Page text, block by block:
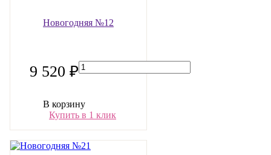
Новогодняя №12
9 520 ₽
В корзину
Купить в 1 клик